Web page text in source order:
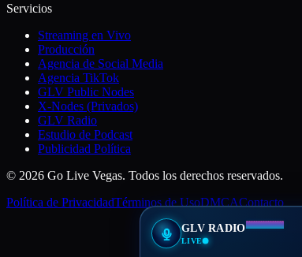
Servicios
Streaming en Vivo
Producción
Agencia de Social Media
Agencia TikTok
GLV Public Nodes
X-Nodes (Privados)
GLV Radio
Estudio de Podcast
Publicidad Política
© 2026 Go Live Vegas. Todos los derechos reservados.
Política de PrivacidadTérminos de UsoDMCAContacto
GLV RADIO
LIVE